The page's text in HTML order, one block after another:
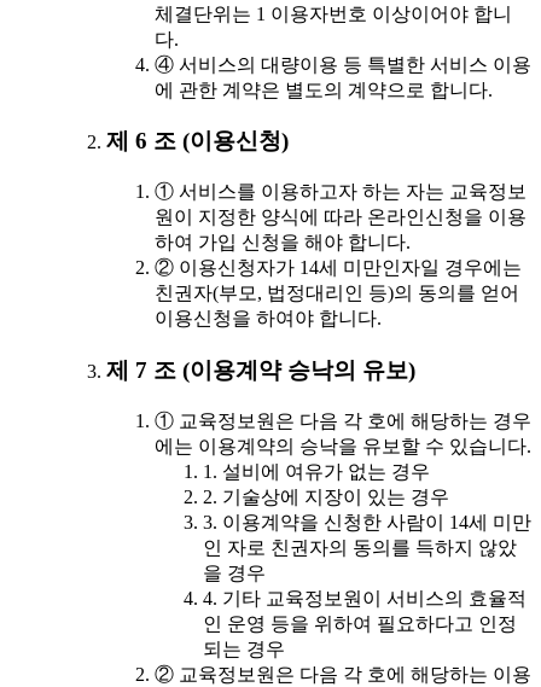
체결단위는 1 이용자번호 이상이어야 합니
다.
④ 서비스의 대량이용 등 특별한 서비스 이용
에 관한 계약은 별도의 계약으로 합니다.
제 6 조 (이용신청)
① 서비스를 이용하고자 하는 자는 교육정보
원이 지정한 양식에 따라 온라인신청을 이용
하여 가입 신청을 해야 합니다.
② 이용신청자가 14세 미만인자일 경우에는
친권자(부모, 법정대리인 등)의 동의를 얻어
이용신청을 하여야 합니다.
제 7 조 (이용계약 승낙의 유보)
① 교육정보원은 다음 각 호에 해당하는 경우
에는 이용계약의 승낙을 유보할 수 있습니다.
1. 설비에 여유가 없는 경우
2. 기술상에 지장이 있는 경우
3. 이용계약을 신청한 사람이 14세 미만
인 자로 친권자의 동의를 득하지 않았
을 경우
4. 기타 교육정보원이 서비스의 효율적
인 운영 등을 위하여 필요하다고 인정
되는 경우
② 교육정보원은 다음 각 호에 해당하는 이용